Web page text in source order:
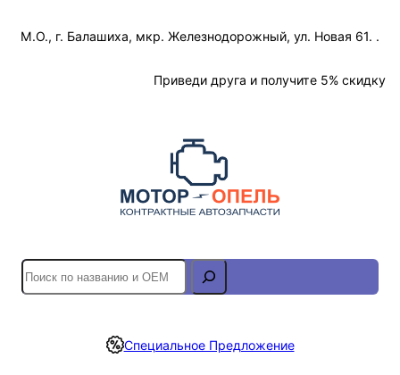
М.О., г. Балашиха, мкр. Железнодорожный, ул. Новая 61. .
Приведи друга и получите 5% скидку
S
e
r
Специальное Предложение